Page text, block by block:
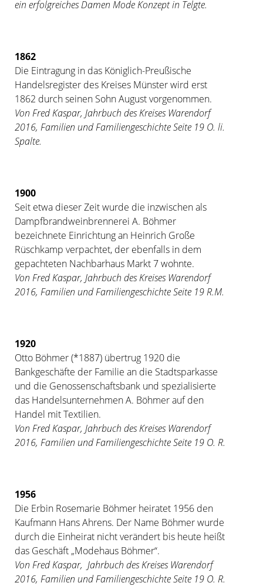
ein erfolgreiches Damen ModeKonzept in Telgte.
1862
Die Eintragung in das Königlich-Preußische
Handelsregister des Kreises Münster wird erst
1862 durch seinen Sohn August vorgenommen.
Von Fred Kaspar, Jahrbuch des Kreises Warendorf
2016, Familien und Familiengeschichte Seite 19 O. li.
Spalte.
1900
Seit etwa dieser Zeit wurde die inzwischen als
Dampfbrandweinbrennerei A. Böhmer
bezeichnete Einrichtung an Heinrich Große
Rüschkamp verpachtet, der ebenfalls in dem
gepachteten Nachbarhaus Markt 7 wohnte.
Von Fred Kaspar, Jahrbuch des Kreises Warendorf
2016, Familien und Familiengeschichte Seite 19 R.M.
1920
Otto Böhmer (*1887) übertrug 1920 die
Bankgeschäfte der Familie an die Stadtsparkasse
und die Genossenschaftsbank und spezialisierte
das Handelsunternehmen A. Böhmer auf den
Handel mit Textilien.
Von Fred Kaspar, Jahrbuch des Kreises Warendorf
2016, Familien und Familiengeschichte Seite 19 O. R.
1956
Die Erbin Rosemarie Böhmer heiratet 1956 den
Kaufmann Hans Ahrens. Der Name Böhmer wurde
durch die Einheirat nicht verändert bis heute heißt
das Geschäft „Modehaus Böhmer“.
Von Fred Kaspar, Jahrbuch des Kreises Warendorf
2016, Familien und Familiengeschichte Seite 19 O. R.